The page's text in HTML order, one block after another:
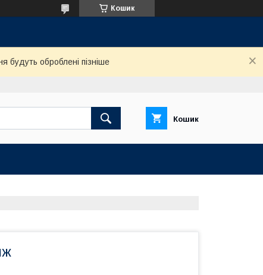
Кошик
будуть оброблені пізніше
Кошик